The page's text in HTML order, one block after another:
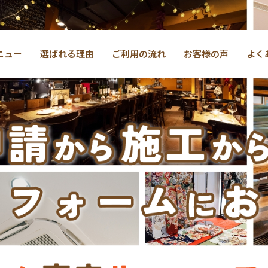
ュー 選ばれる理由 ご利用の流れ お客様の声 よく